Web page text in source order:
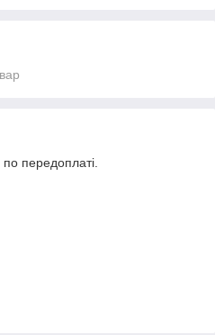
по передоплаті.